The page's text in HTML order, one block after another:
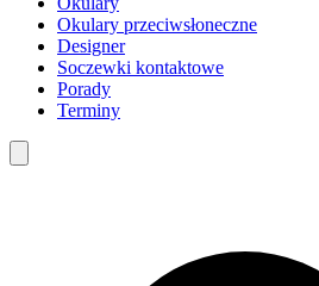
Okulary przeciwsłoneczne
Designer
Soczewki kontaktowe
Porady
Terminy